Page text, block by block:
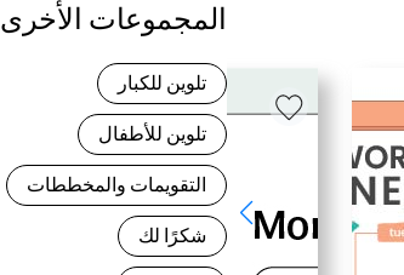
المجموعات الأخرى
تلوين للكبار
تلوين للأطفال
التقويمات والمخططات
شكرًا لك